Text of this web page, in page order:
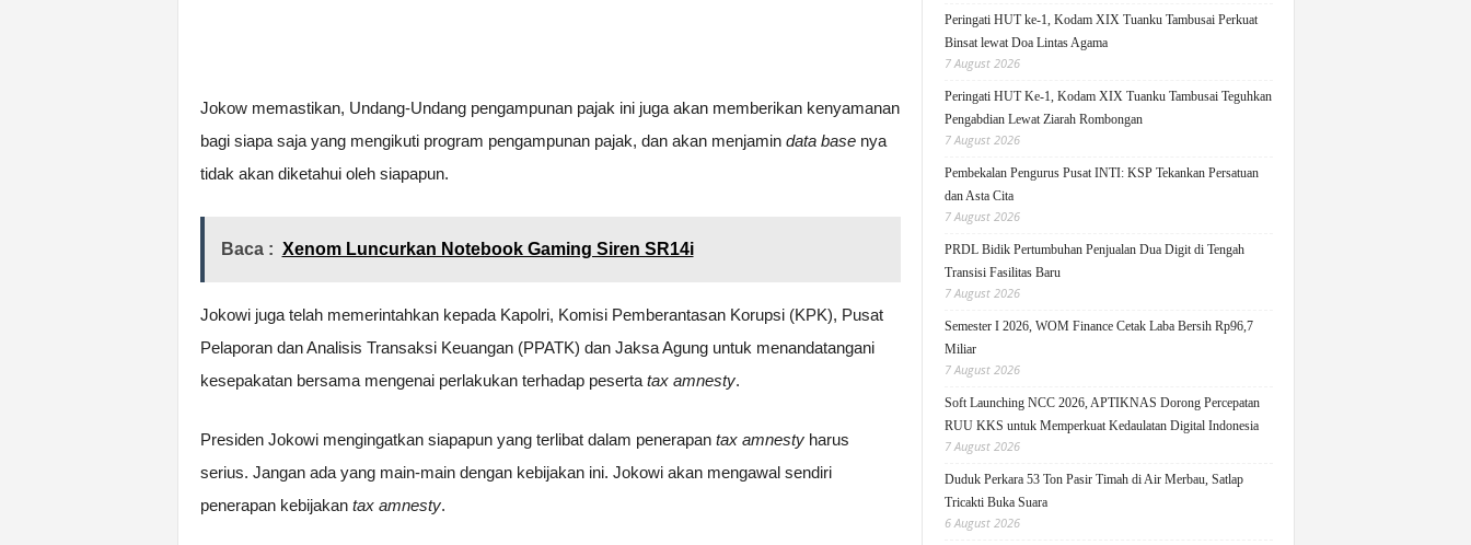
Jokow memastikan, Undang-Undang pengampunan pajak ini juga akan memberikan kenyamanan
bagi siapa saja yang mengikuti program pengampunan pajak, dan akan menjamin data basenya
tidak akan diketahui oleh siapapun.
Baca : Xenom Luncurkan Notebook Gaming Siren SR14i
Jokowi juga telah memerintahkan kepada Kapolri, Komisi Pemberantasan Korupsi (KPK), Pusat
Pelaporan dan Analisis Transaksi Keuangan (PPATK) dan Jaksa Agung untuk menandatangani
kesepakatan bersama mengenai perlakukan terhadap pesertatax amnesty.
Presiden Jokowi mengingatkan siapapun yang terlibat dalam penerapan tax amnestyharus
serius. Jangan ada yang main-main dengan kebijakan ini. Jokowi akan mengawal sendiri
penerapan kebijakan tax amnesty.
Peringati HUT ke-1, Kodam XIX Tuanku Tambusai Perkuat
Binsat lewat Doa Lintas Agama
7 August 2026
Peringati HUT Ke-1, Kodam XIX Tuanku Tambusai Teguhkan
Pengabdian Lewat Ziarah Rombongan
7 August 2026
Pembekalan Pengurus Pusat INTI: KSP Tekankan Persatuan
dan Asta Cita
7 August 2026
PRDL Bidik Pertumbuhan Penjualan Dua Digit di Tengah
Transisi Fasilitas Baru
7 August 2026
Semester I 2026, WOM Finance Cetak Laba Bersih Rp96,7
Miliar
7 August 2026
Soft Launching NCC 2026, APTIKNAS Dorong Percepatan
RUU KKS untuk Memperkuat Kedaulatan Digital Indonesia
7 August 2026
Duduk Perkara 53 Ton Pasir Timah di Air Merbau, Satlap
Tricakti Buka Suara
6 August 2026